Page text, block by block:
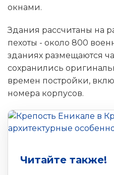
окнами.
Здания рассчитаны на
пехоты - около 800
зданиях размещаются
сохранились
времен постройки,
номера корпусов.
Читайте также!